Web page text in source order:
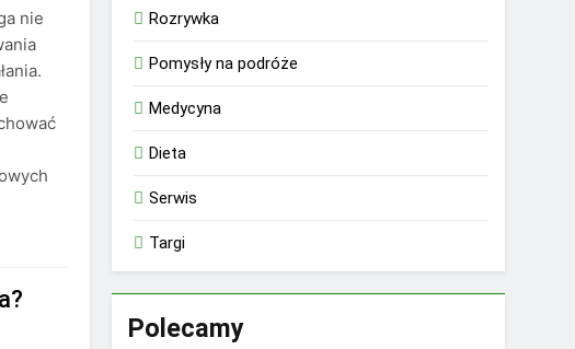
nie
Rozrywka
Pomysły na podróże
Medycyna
Dieta
Serwis
Targi
Polecamy